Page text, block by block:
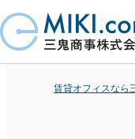
賃貸オフィスなら